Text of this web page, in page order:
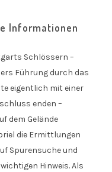
Informationen
Schlössern –
Führung durch das
eigentlich mit einer
enden –
dem Gelände
die Ermittlungen
Spurensuche und
Hinweis. Als